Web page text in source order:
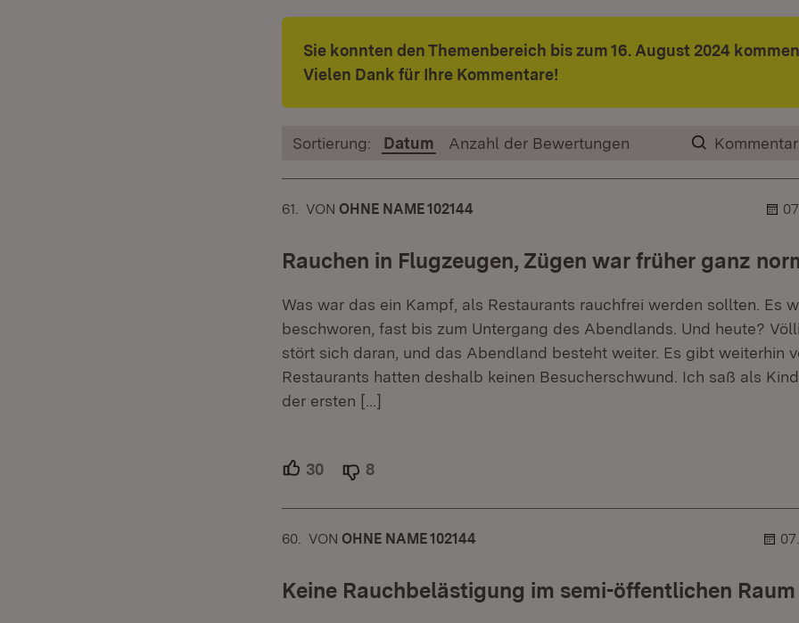
Sie konnten den Themenbereich bis zum 16. August 2024
Vielen Dank für Ihre Kommentare!
Sortierung: Datum Anzahl der Bewertungen
61. KOMMENTAR
VON :OHNE NAME 102144
Rauchen in Flugzeugen, Zügen war früher ganz
Was war das ein Kampf, als Restaurants rauchfrei werden sollten. Es
beschworen, fast bis zum Untergang des Abendlands. Und heute?
stört sich daran, und das Abendland besteht weiter. Es gibt weiterhin
Restaurants hatten deshalb keinen Besucherschwund. Ich saß als
der ersten […]
30 Unterstützer.
8
60. KOMMENTAR
VON :OHNE NAME 102144
Keine Rauchbelästigung im semi-öffentlichen Raum